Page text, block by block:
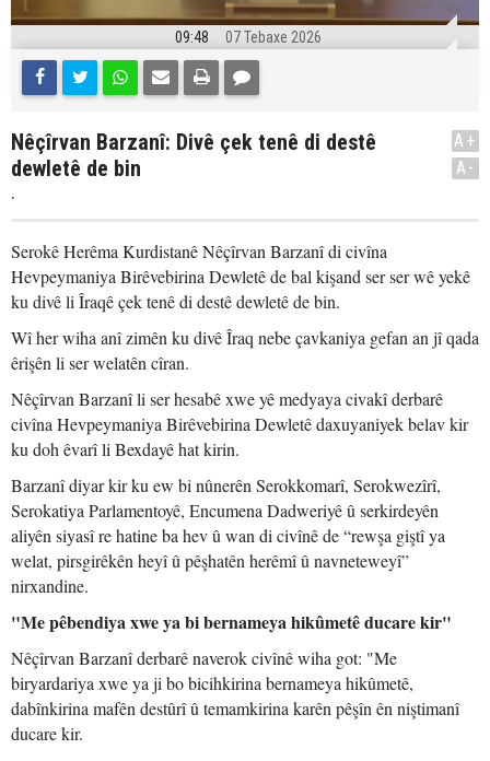
09:48 07 Tebaxe 2026
Nêçîrvan Barzanî: Divê çek tenê di destê
dewletê de bin
.
A+
A-
Serokê Herêma Kurdistanê Nêçîrvan Barzanî di civîna
Hevpeymaniya Birêvebirina Dewletê de bal kişand ser ser wê yekê
ku divê li Îraqê çek tenê di destê dewletê de bin.
Wî her wiha anî zimên ku divê Îraq nebe çavkaniya gefan an jî qada
êrişên li ser welatên cîran.
Nêçîrvan Barzanî li ser hesabê xwe yê medyaya civakî derbarê
civîna Hevpeymaniya Birêvebirina Dewletê daxuyaniyek belav kir
ku doh êvarî li Bexdayê hat kirin.
Barzanî diyar kir ku ew bi nûnerên Serokkomarî, Serokwezîrî,
Serokatiya Parlamentoyê, Encumena Dadweriyê û serkirdeyên
aliyên siyasî re hatine ba hev û wan di civînê de “rewşa giştî ya
welat, pirsgirêkên heyî û pêşhatên herêmî û navneteweyî”
nirxandine.
"Me pêbendiya xwe ya bi bernameya hikûmetê ducare kir"
Nêçîrvan Barzanî derbarê naverok civînê wiha got: "Me
biryardariya xwe ya ji bo bicihkirina bernameya hikûmetê,
dabînkirina mafên destûrî û temamkirina karên pêşîn ên niştimanî
ducare kir.